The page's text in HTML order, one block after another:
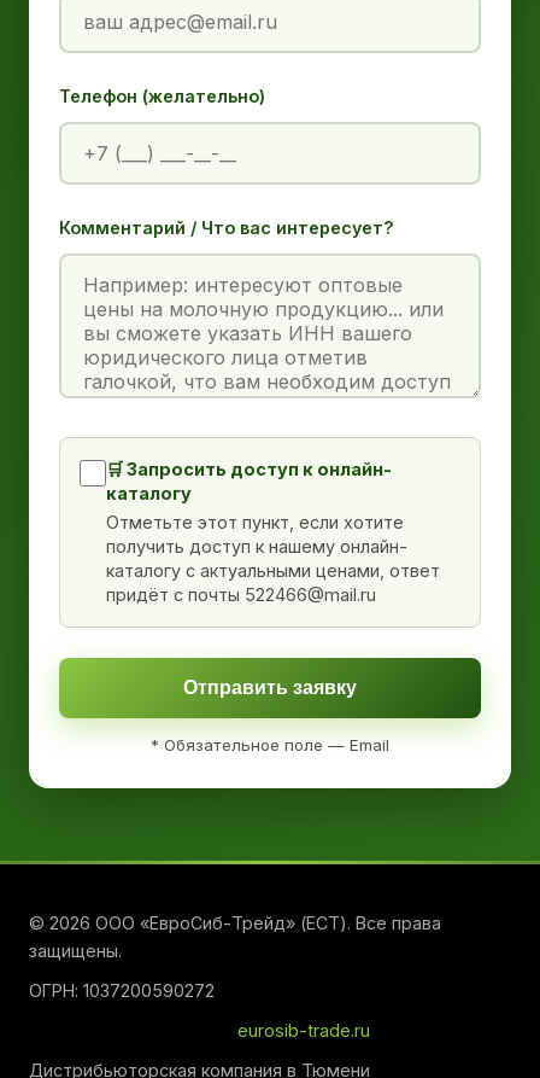
Телефон (желательно)
Комментарий / Что вас интересует?
🛒 Запросить доступ к онлайн-
каталогу
Отметьте этот пункт, если хотите
получить доступ к нашему онлайн-
каталогу с актуальными ценами, ответ
придёт с почты 522466@mail.ru
Отправить заявку
* Обязательное поле — Email
© 2026 ООО «ЕвроСиб-Трейд» (ЕСТ). Все права
защищены.
ОГРН: 1037200590272
eurosib-trade.ru
Дистрибьюторская компания в Тюмени